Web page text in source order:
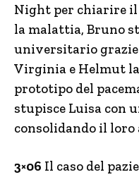
Night per chiarire
la malattia, Bruno
universitario grazie
Virginia e Helmut
prototipo del
stupisce Luisa con
consolidando il loro
3×06 Il caso del